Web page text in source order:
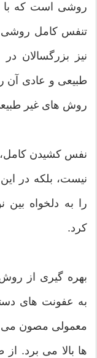
روشی است که با
تنفس کامل روشی
نیز بزرگسالان
طبیعی و عادی آن
روش های غیر
نفس کشیدن کامل،
نیست، بلکه در
را به دلخواه بین
کرد.
بهره گیری از روش
به عفونت های
معمولی مصون می
ها بالا می برد.